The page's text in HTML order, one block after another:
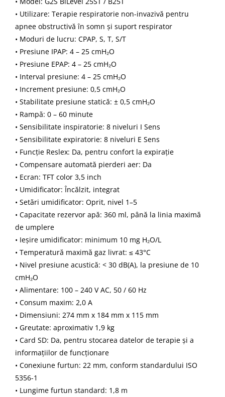
• Utilizare: Terapie respiratorie non-invazivă pentru
apnee obstructivă în somn și suport respirator
• Moduri de lucru: CPAP, S, T, S/T
• Presiune IPAP: 4 – 25 cmH₂O
• Presiune EPAP: 4 – 25 cmH₂O
• Interval presiune: 4 – 25 cmH₂O
• Increment presiune: 0,5 cmH₂O
• Stabilitate presiune statică: ± 0,5 cmH₂O
• Rampă: 0 – 60 minute
• Sensibilitate inspiratorie: 8 niveluri I Sens
• Sensibilitate expiratorie: 8 niveluri E Sens
• Funcție Reslex: Da, pentru confort la expirație
• Compensare automată pierderi aer: Da
• Ecran: TFT color 3,5 inch
• Umidificator: Încălzit, integrat
• Setări umidificator: Oprit, nivel 1–5
• Capacitate rezervor apă: 360 ml, până la linia maximă
de umplere
• Ieșire umidificator: minimum 10 mg H₂O/L
• Temperatură maximă gaz livrat: ≤ 43°C
• Nivel presiune acustică: < 30 dB(A), la presiune de 10
cmH₂O
• Alimentare: 100 – 240 V AC, 50 / 60 Hz
• Consum maxim: 2,0 A
• Dimensiuni: 274 mm x 184 mm x 115 mm
• Greutate: aproximativ 1,9 kg
• Card SD: Da, pentru stocarea datelor de terapie și a
informațiilor de funcționare
• Conexiune furtun: 22 mm, conform standardului ISO
5356-1
• Lungime furtun standard: 1,8 m